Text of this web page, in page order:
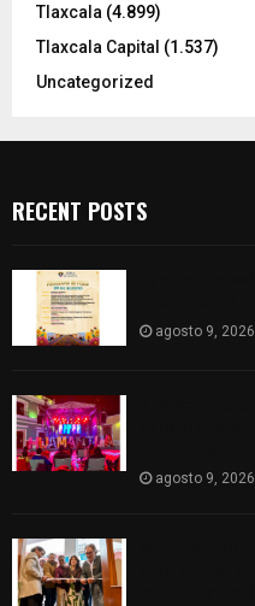
Tlaxcala (4.899)
Tlaxcala Capital (1.537)
Uncategorized
RECENT POSTS
agosto 9, 2026
agosto 9, 2026